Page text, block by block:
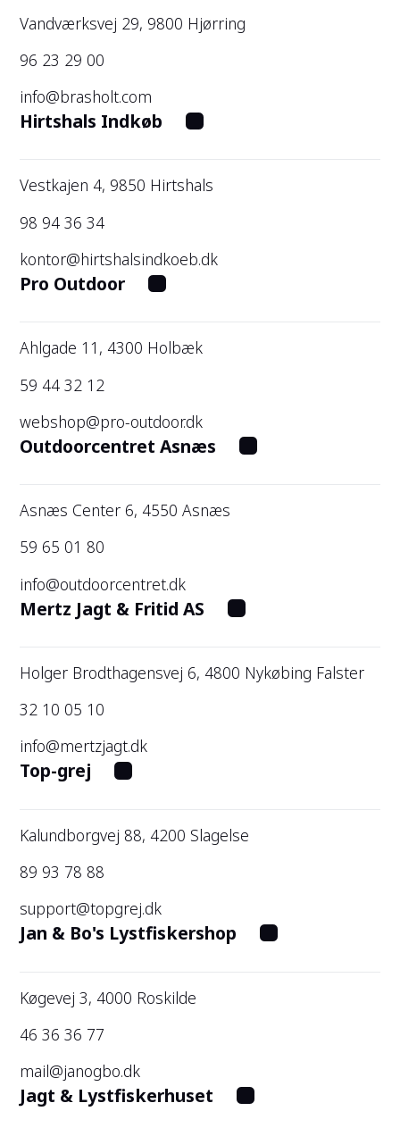
Vandværksvej 29, 9800 Hjørring
96 23 29 00
info@brasholt.com
Hirtshals Indkøb
Vestkajen 4, 9850 Hirtshals
98 94 36 34
kontor@hirtshalsindkoeb.dk
Pro Outdoor
Ahlgade 11, 4300 Holbæk
59 44 32 12
webshop@pro-outdoor.dk
Outdoorcentret Asnæs
Asnæs Center 6, 4550 Asnæs
59 65 01 80
info@outdoorcentret.dk
Mertz Jagt & Fritid AS
Holger Brodthagensvej 6, 4800 Nykøbing Falster
32 10 05 10
info@mertzjagt.dk
Top-grej
Kalundborgvej 88, 4200 Slagelse
89 93 78 88
support@topgrej.dk
Jan & Bo's Lystfiskershop
Køgevej 3, 4000 Roskilde
46 36 36 77
mail@janogbo.dk
Jagt & Lystfiskerhuset